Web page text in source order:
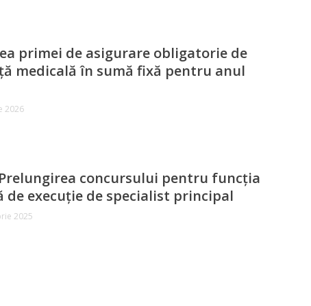
primei de asigurare obligatorie de
medicală în sumă fixă pentru anul
2026
concursului pentru funcția
de execuție de specialist principal
2025